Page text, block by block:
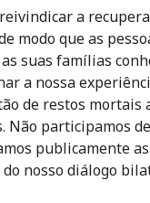
a
modo que as
suas famílias
a nossa
de restos mortais
Não participamos
publicamente as
nosso diálogo